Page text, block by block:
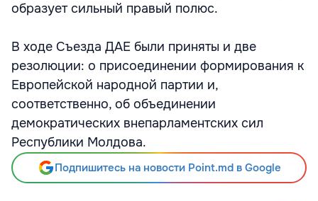
образует сильный правый полюс.
В ходе Съезда ДАЕ были приняты и две
резолюции: о присоединении формирования к
Европейской народной партии и,
соответственно, об объединении
демократических внепарламентских сил
Республики Молдова.
Подпишитесь на новости Point.md в Google